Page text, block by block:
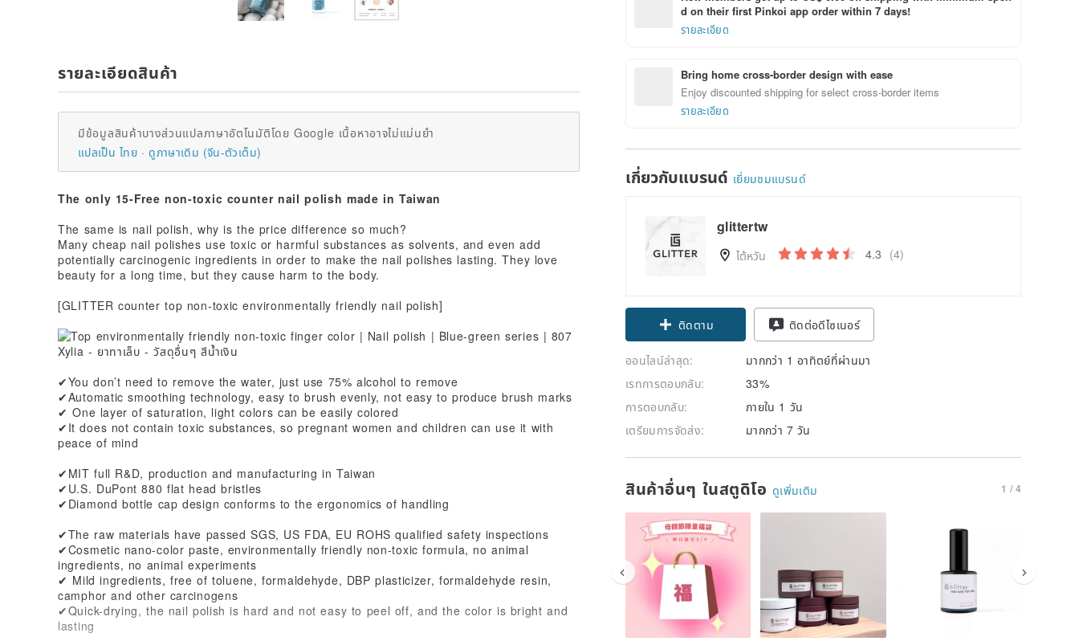
d on their first Pinkoi app order within 7 days!
รายละเอียด
Bring home cross-border design with ease
Enjoy discounted shipping for select cross-border items
รายละเอียด
เกี่ยวกับแบรนด์ เยี่ยมชมแบรนด์
glittertw
ไต้หวัน 4.3 (4)
ติดตาม ติดต่อดีไซเนอร์
ออนไลน์ล่าสุด:
มากกว่า 1 อาทิตย์ที่ผ่านมา
เรทการตอบกลับ:
33%
การตอบกลับ:
ภายใน 1 วัน
เตรียมการจัดส่ง:
มากกว่า 7 วัน
สินค้าอื่นๆ ในสตูดิโอ ดูเพิ่มเติม 1 / 4
รายละเอียดสินค้า
มีข้อมูลสินค้าบางส่วนแปลภาษาอัตโนมัติโดย Google เนื้อหาอาจไม่แม่นยำ
แปลเป็น ไทย
ดูภาษาเดิม (จีน-ตัวเต็ม)
The only 15-Free non-toxic counter nail polish made in Taiwan
The same is nail polish, why is the price difference so much?
Many cheap nail polishes use toxic or harmful substances as solvents, and even add
potentially carcinogenic ingredients in order to make the nail polishes lasting. They love
beauty for a long time, but they cause harm to the body.
[GLITTER counter top non-toxic environmentally friendly nail polish]
✔You don’t need to remove the water, just use 75% alcohol to remove
✔Automatic smoothing technology, easy to brush evenly, not easy to produce brush marks
✔ One layer of saturation, light colors can be easily colored
✔It does not contain toxic substances, so pregnant women and children can use it with
peace of mind
✔MIT full R&D, production and manufacturing in Taiwan
✔U.S. DuPont 880 flat head bristles
✔Diamond bottle cap design conforms to the ergonomics of handling
✔The raw materials have passed SGS, US FDA, EU ROHS qualified safety inspections
✔Cosmetic nano-color paste, environmentally friendly non-toxic formula, no animal
ingredients, no animal experiments
✔ Mild ingredients, free of toluene, formaldehyde, DBP plasticizer, formaldehyde resin,
camphor and other carcinogens
✔Quick-drying, the nail polish is hard and not easy to peel off, and the color is bright and
lasting